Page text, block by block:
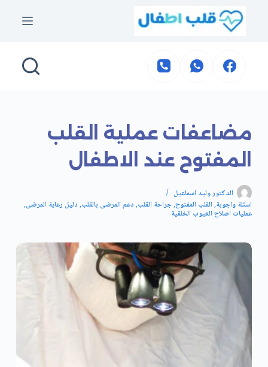
التجاوز
مضاعفات عملية القلب
المفتوح عند الاطفال
الدكتور وليد اسماعيل
اسئلة واجوبة,القلب المفتوح,جراحة القلب,دعم المرضى بالقلب,دليل رعاية المرضى,
عمليات اصلاح العيوب الخلقية